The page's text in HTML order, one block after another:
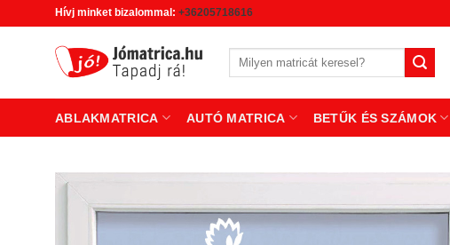
Hívj minket bizalommal: +36205718616
Keresés
ABLAKMATRICA AUTÓ MATRICA BETŰK ÉS SZÁMOK